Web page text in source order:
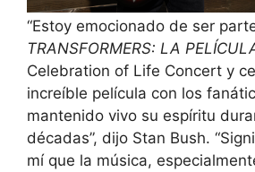
“Estoy emocionado de ser
TRANSFORMERS: LA
Celebration of Life Concert y
increíble película con los
mantenido vivo su espíritu
décadas”, dijo Stan Bush.
mí que la música,